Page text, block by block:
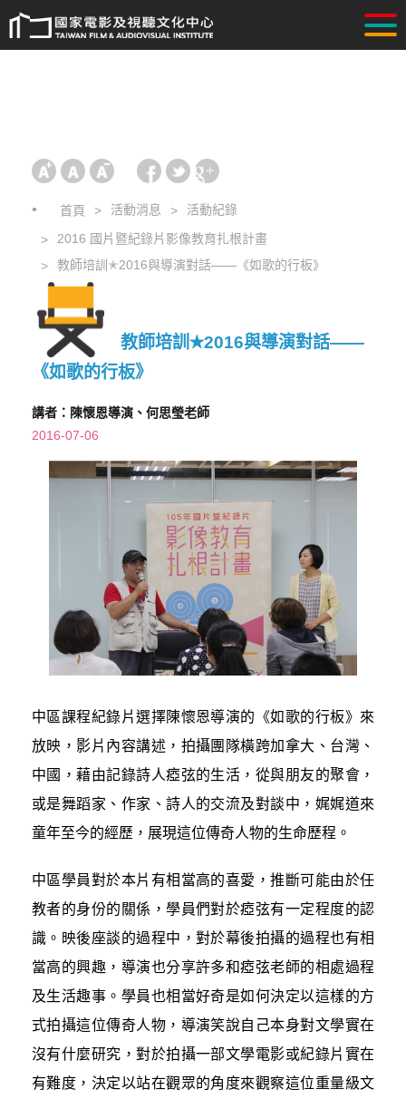
首頁 活動消息
活動紀錄
2016 國片暨紀錄片影像教育扎根計畫
教師培訓✭2016與導演對話——《如歌的行板》
教師培訓✭2016與導演對話——
《如歌的行板》
講者：陳懷恩導演、何思瑩老師
2016-07-06
中區課程紀錄片選擇陳懷恩導演的《如歌的行板》來
放映，影片內容講述，拍攝團隊橫跨加拿大、台灣、
中國，藉由記錄詩人瘂弦的生活，從與朋友的聚會，
或是舞蹈家、作家、詩人的交流及對談中，娓娓道來
童年至今的經歷，展現這位傳奇人物的生命歷程。
中區學員對於本片有相當高的喜愛，推斷可能由於任
教者的身份的關係，學員們對於瘂弦有一定程度的認
識。映後座談的過程中，對於幕後拍攝的過程也有相
當高的興趣，導演也分享許多和瘂弦老師的相處過程
及生活趣事。學員也相當好奇是如何決定以這樣的方
式拍攝這位傳奇人物，導演笑說自己本身對文學實在
沒有什麼研究，對於拍攝一部文學電影或紀錄片實在
有難度，決定以站在觀眾的角度來觀察這位重量級文